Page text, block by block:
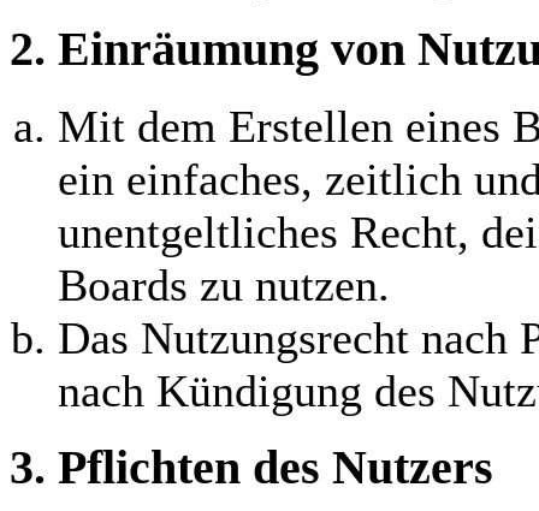
2. Einräumung von
Mit dem Erstellen eines
ein einfaches, zeitlich
unentgeltliches Recht,
Boards zu nutzen.
Das Nutzungsrecht nach
nach Kündigung des
3. Pflichten des Nutzers